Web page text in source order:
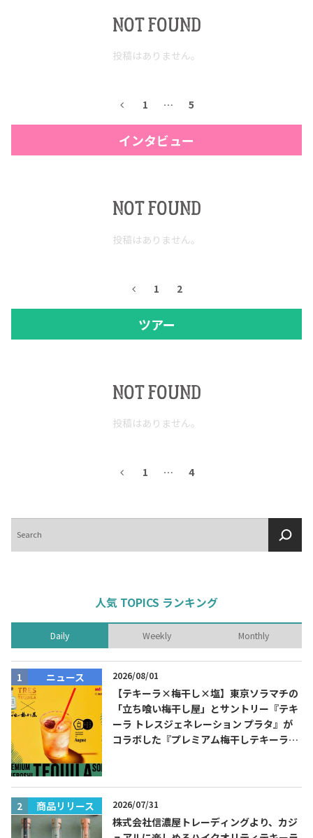
NOT FOUND
投稿はありません。
1 … 5
インタビュー
NOT FOUND
投稿はありません。
1 2
ツアー
NOT FOUND
投稿はありません。
1 … 4
索
人気 TOPICS ランキング
Daily Weekly Monthly
ニュース 2026/08/01
【テキーラ×梅干し×塩】東京ソラマチの
「立ち喰い梅干し屋」とサントリー『テキ
ーラ トレスジェネレーション プラタ』が
コラボした『プレミアム梅干しテキーラソ
商品リリース 2026/07/31
株式会社信濃屋トレーディングより、カジ